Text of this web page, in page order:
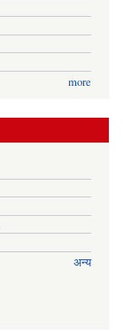
more
अन्य